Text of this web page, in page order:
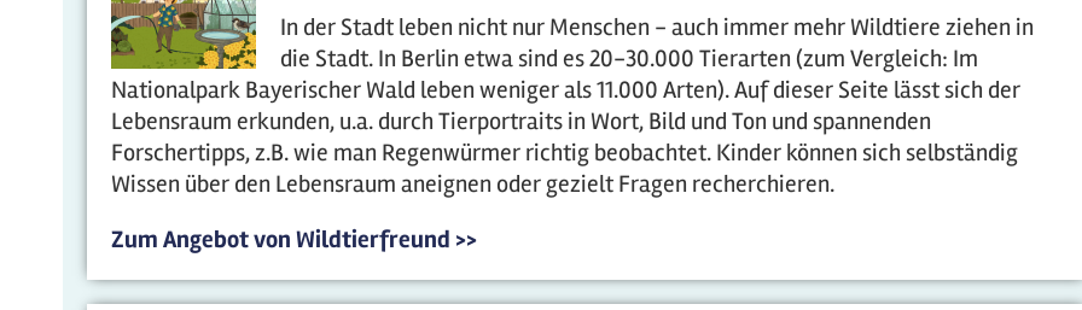
In der Stadt leben nicht nur Menschen - auch immer mehr Wildtiere ziehen in
die Stadt. In Berlin etwa sind es 20-30.000 Tierarten (zum Vergleich: Im
Nationalpark Bayerischer Wald leben weniger als 11.000 Arten). Auf dieser Seite lässt sich der
Lebensraum erkunden, u.a. durch Tierportraits in Wort, Bild und Ton und spannenden
Forschertipps, z.B. wie man Regenwürmer richtig beobachtet. Kinder können sich selbständig
Wissen über den Lebensraum aneignen oder gezielt Fragen recherchieren.
Zum Angebot von Wildtierfreund >>